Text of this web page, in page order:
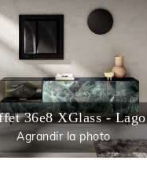
36e8 XGlass - Lago
Agrandir la photo